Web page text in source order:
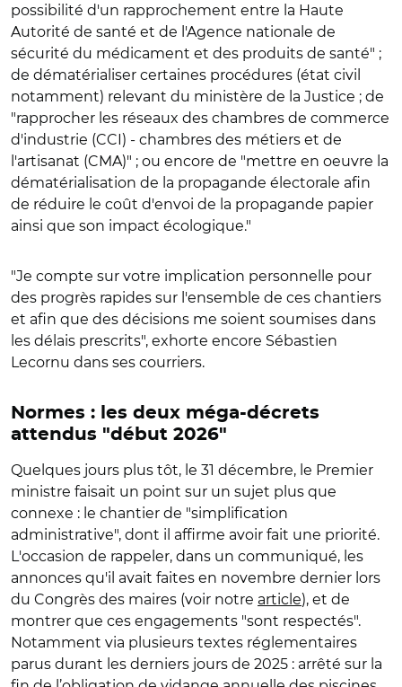
possibilité d'un rapprochement entre la Haute
Autorité de santé et de l'Agence nationale de
sécurité du médicament et des produits de santé" ;
de dématérialiser certaines procédures (état civil
notamment) relevant du ministère de la Justice ; de
"rapprocher les réseaux des chambres de commerce
d'industrie (CCI) - chambres des métiers et de
l'artisanat (CMA)" ; ou encore de "mettre en oeuvre la
dématérialisation de la propagande électorale afin
de réduire le coût d'envoi de la propagande papier
ainsi que son impact écologique."
"Je compte sur votre implication personnelle pour
des progrès rapides sur l'ensemble de ces chantiers
et afin que des décisions me soient soumises dans
les délais prescrits", exhorte encore Sébastien
Lecornu dans ses courriers.
Normes : les deux méga-décrets
attendus "début 2026"
Quelques jours plus tôt, le 31 décembre, le Premier
ministre faisait un point sur un sujet plus que
connexe : le chantier de "simplification
administrative", dont il affirme avoir fait une priorité.
L'occasion de rappeler, dans un communiqué, les
annonces qu'il avait faites en novembre dernier lors
du Congrès des maires (voir notre article), et de
montrer que ces engagements "sont respectés".
Notamment via plusieurs textes réglementaires
parus durant les derniers jours de 2025 : arrêté sur la